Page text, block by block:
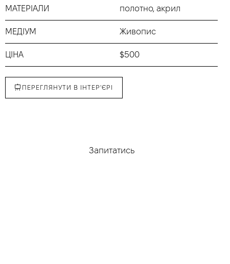
МАТЕРІАЛИ полотно, акрил
МЕДІУМ Живопис
ЦІНА $500
ПЕРЕГЛЯНУТИ В ІНТЕР'ЄРІ
Запитатись